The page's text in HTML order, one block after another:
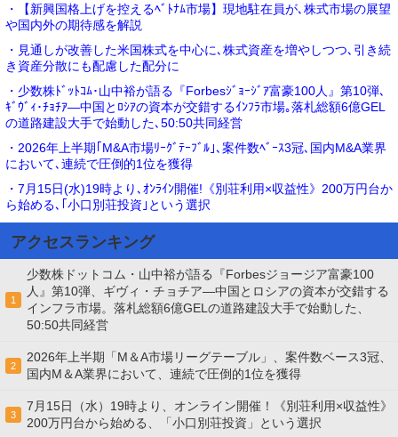
・【新興国格上げを控えるﾍﾞﾄﾅﾑ市場】現地駐在員が､株式市場の展望
や国内外の期待感を解説
・見通しが改善した米国株式を中心に､株式資産を増やしつつ､引き続
き資産分散にも配慮した配分に
・少数株ﾄﾞｯﾄｺﾑ･山中裕が語る『Forbesｼﾞｮｰｼﾞｱ富豪100人』第10弾､
ｷﾞｳﾞｨ･ﾁｮﾁｱ―中国とﾛｼｱの資本が交錯するｲﾝﾌﾗ市場｡落札総額6億GEL
の道路建設大手で始動した､50:50共同経営
・2026年上半期｢M&A市場ﾘｰｸﾞﾃｰﾌﾞﾙ｣､案件数ﾍﾞｰｽ3冠､国内M&A業界
において､連続で圧倒的1位を獲得
・7月15日(水)19時より､ｵﾝﾗｲﾝ開催!《別荘利用×収益性》200万円台か
ら始める､｢小口別荘投資｣という選択
アクセスランキング
1
少数株ドットコム・山中裕が語る『Forbesジョージア富豪100
人』第10弾、ギヴィ・チョチア―中国とロシアの資本が交錯する
インフラ市場。落札総額6億GELの道路建設大手で始動した、
50:50共同経営
2
2026年上半期「M＆A市場リーグテーブル」、案件数ベース3冠、
国内M＆A業界において、連続で圧倒的1位を獲得
3
7月15日（水）19時より、オンライン開催！《別荘利用×収益性》
200万円台から始める、「小口別荘投資」という選択